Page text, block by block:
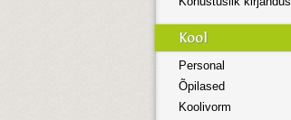
Personal
Õpilased
Koolivorm